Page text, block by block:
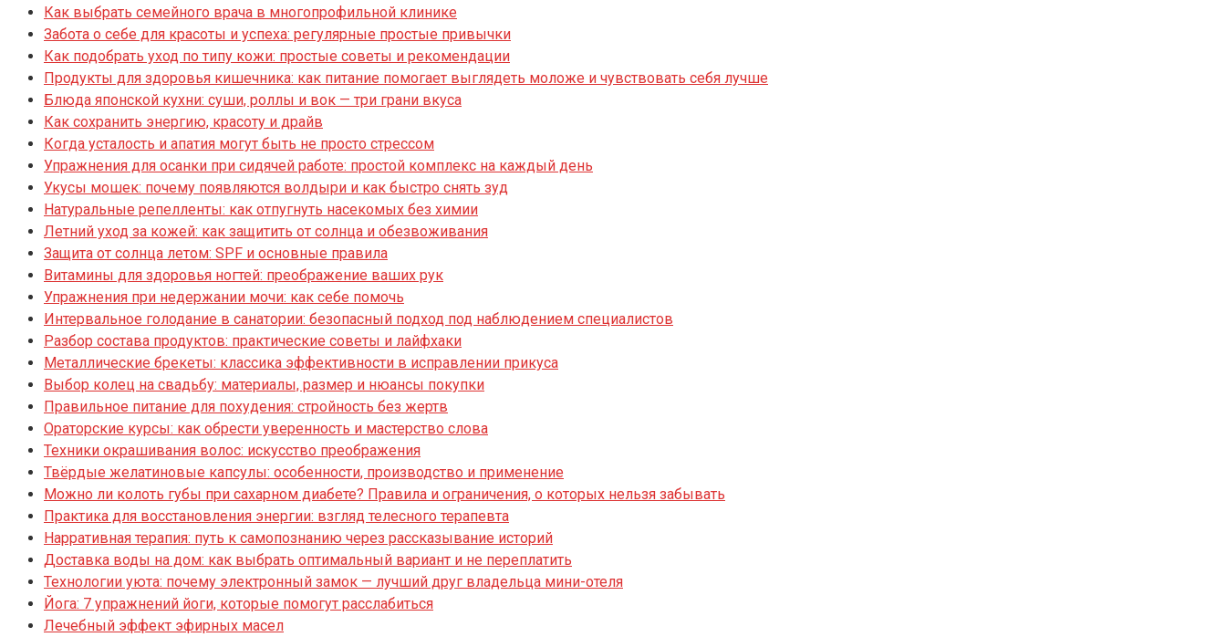
Как выбрать семейного врача в многопрофильной клинике
Забота о себе для красоты и успеха: регулярные простые привычки
Как подобрать уход по типу кожи: простые советы и рекомендации
Продукты для здоровья кишечника: как питание помогает выглядеть моложе и чувствовать себя лучше
Блюда японской кухни: суши, роллы и вок — три грани вкуса
Как сохранить энергию, красоту и драйв
Когда усталость и апатия могут быть не просто стрессом
Упражнения для осанки при сидячей работе: простой комплекс на каждый день
Укусы мошек: почему появляются волдыри и как быстро снять зуд
Натуральные репелленты: как отпугнуть насекомых без химии
Летний уход за кожей: как защитить от солнца и обезвоживания
Защита от солнца летом: SPF и основные правила
Витамины для здоровья ногтей: преображение ваших рук
Упражнения при недержании мочи: как себе помочь
Интервальное голодание в санатории: безопасный подход под наблюдением специалистов
Разбор состава продуктов: практические советы и лайфхаки
Металлические брекеты: классика эффективности в исправлении прикуса
Выбор колец на свадьбу: материалы, размер и нюансы покупки
Правильное питание для похудения: стройность без жертв
Ораторские курсы: как обрести уверенность и мастерство слова
Техники окрашивания волос: искусство преображения
Твёрдые желатиновые капсулы: особенности, производство и применение
Можно ли колоть губы при сахарном диабете? Правила и ограничения, о которых нельзя забывать
Практика для восстановления энергии: взгляд телесного терапевта
Нарративная терапия: путь к самопознанию через рассказывание историй
Доставка воды на дом: как выбрать оптимальный вариант и не переплатить
Технологии уюта: почему электронный замок — лучший друг владельца мини-отеля
Йога: 7 упражнений йоги, которые помогут расслабиться
Лечебный эффект эфирных масел